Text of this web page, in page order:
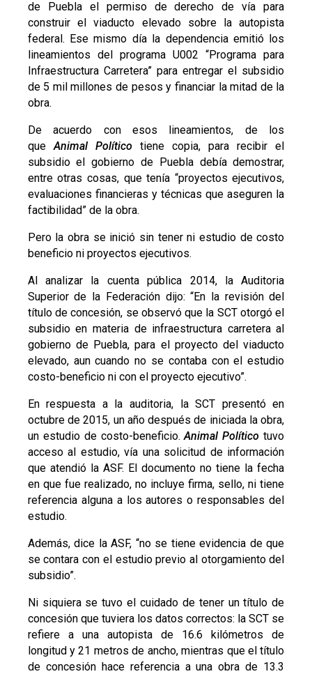
de Puebla el permiso de derecho de vía para
construir el viaducto elevado sobre la autopista
federal. Ese mismo día la dependencia emitió los
lineamientos del programa U002 “Programa para
Infraestructura Carretera” para entregar el subsidio
de 5 mil millones de pesos y financiar la mitad de la
obra.
De acuerdo con esos lineamientos, de los
queAnimal Político tiene copia, para recibir el
subsidio el gobierno de Puebla debía demostrar,
entre otras cosas, que tenía “proyectos ejecutivos,
evaluaciones financieras y técnicas que aseguren la
factibilidad” de la obra.
Pero la obra se inició sin tener ni estudio de costo
beneficio ni proyectos ejecutivos.
Al analizar la cuenta pública 2014, la Auditoria
Superior de la Federación dijo: “En la revisión del
título de concesión, se observó que la SCT otorgó el
subsidio en materia de infraestructura carretera al
gobierno de Puebla, para el proyecto del viaducto
elevado, aun cuando no se contaba con el estudio
costo-beneficio ni con el proyecto ejecutivo”.
En respuesta a la auditoria, la SCT presentó en
octubre de 2015, un año después de iniciada la obra,
un estudio de costo-beneficio.Animal Políticotuvo
acceso al estudio, vía una solicitud de información
que atendió la ASF. El documento no tiene la fecha
en que fue realizado, no incluye firma, sello, ni tiene
referencia alguna a los autores o responsables del
estudio.
Además, dice la ASF, “no se tiene evidencia de que
se contara con el estudio previo al otorgamiento del
subsidio”.
Ni siquiera se tuvo el cuidado de tener un título de
concesión que tuviera los datos correctos: la SCT se
refiere a una autopista de 16.6 kilómetros de
longitud y 21 metros de ancho, mientras que el título
de concesión hace referencia a una obra de 13.3